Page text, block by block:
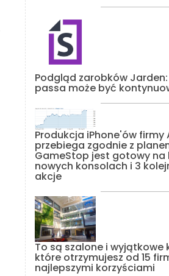
Podgląd zarobków
passa może być
Produkcja iPhone'ów firmy
przebiega zgodnie z
GameStop jest gotowy na
nowych konsolach i 3
akcje
To są szalone i wyjątkowe
które otrzymujesz od 15
najlepszymi korzyściami